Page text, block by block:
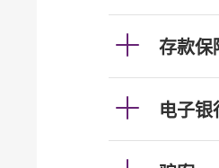
存款保
电子银